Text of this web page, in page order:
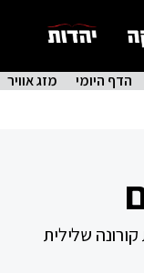
הדף היומי מזג אוויר
שלילית